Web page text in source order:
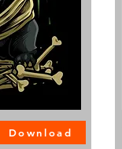
Download